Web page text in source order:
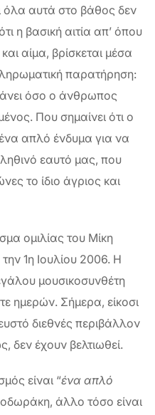
όλα αυτά στο βάθος δεν
η βασική αιτία απ’ όπου
αίμα, βρίσκεται μέσα
παρατήρηση:
όσο ο άνθρωπος
Που σημαίνει ότι ο
απλό ένδυμα για να
εαυτό μας, που
το ίδιο άγριος και
ομιλίας του Μίκη
1η Ιουλίου 2006. Η
μουσικοσυνθέτη
ημερών. Σήμερα, είκοσι
διεθνές περιβάλλον
δεν έχουν βελτιωθεί.
είναι “ένα απλό
άλλο τόσο είναι